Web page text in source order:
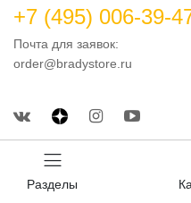
Разделы
+7 (495) 006-39-
Почта для заявок:
order@bradystore.ru
Реквизиты в РФ
ОГРН: 1169658055599